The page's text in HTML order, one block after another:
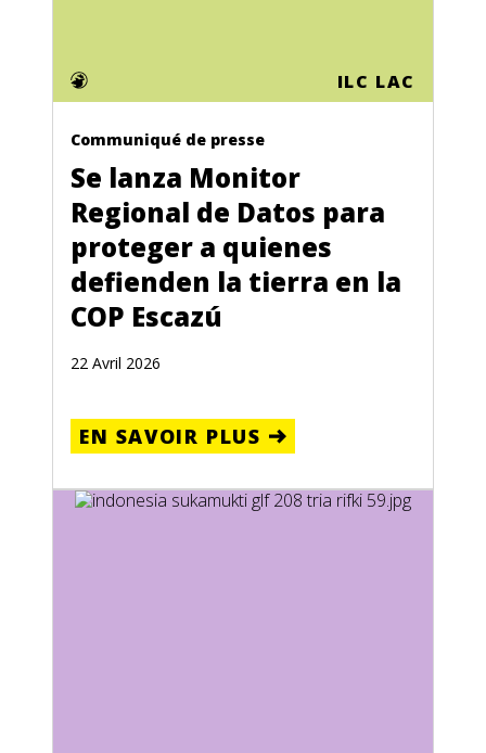
ILC LAC
Communiqué de presse
Se lanza Monitor
Regional de Datos para
proteger a quienes
defienden la tierra en la
COP Escazú
22 Avril 2026
EN SAVOIR PLUS